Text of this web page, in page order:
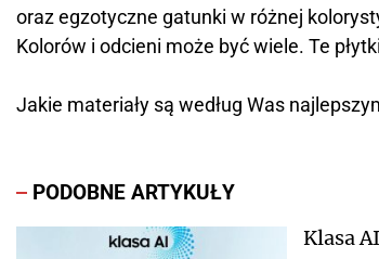
oraz egzotyczne gatunki w różnej
Kolorów i odcieni może być wiele. Te
Jakie materiały są według Was
PODOBNE ARTYKUŁY
Klasa